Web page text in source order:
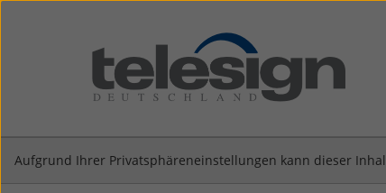
Aufgrund Ihrer Privatsphäreneinstellungen kann dieser